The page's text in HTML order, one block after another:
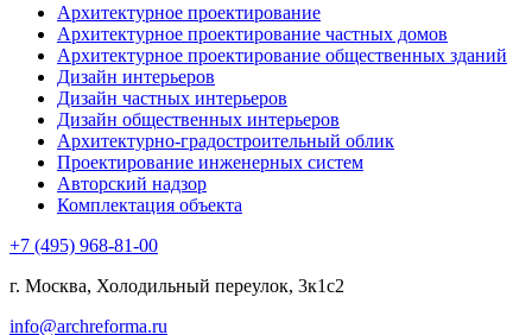
Архитектурное проектирование
Архитектурное проектирование частных домов
Архитектурное проектирование общественных зданий
Дизайн интерьеров
Дизайн частных интерьеров
Дизайн общественных интерьеров
Архитектурно-градостроительный облик
Проектирование инженерных систем
Авторский надзор
Комплектация объекта
+7 (495) 968-81-00
г. Москва, Холодильный переулок, 3к1с2
info@archreforma.ru